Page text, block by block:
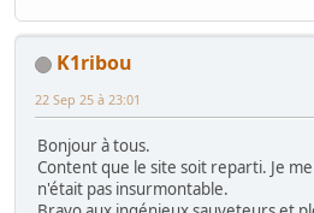
K1ribou
22 Sep 25 à 23:01
Bonjour à tous.
Content que le site soit reparti. Je
n'était pas insurmontable.